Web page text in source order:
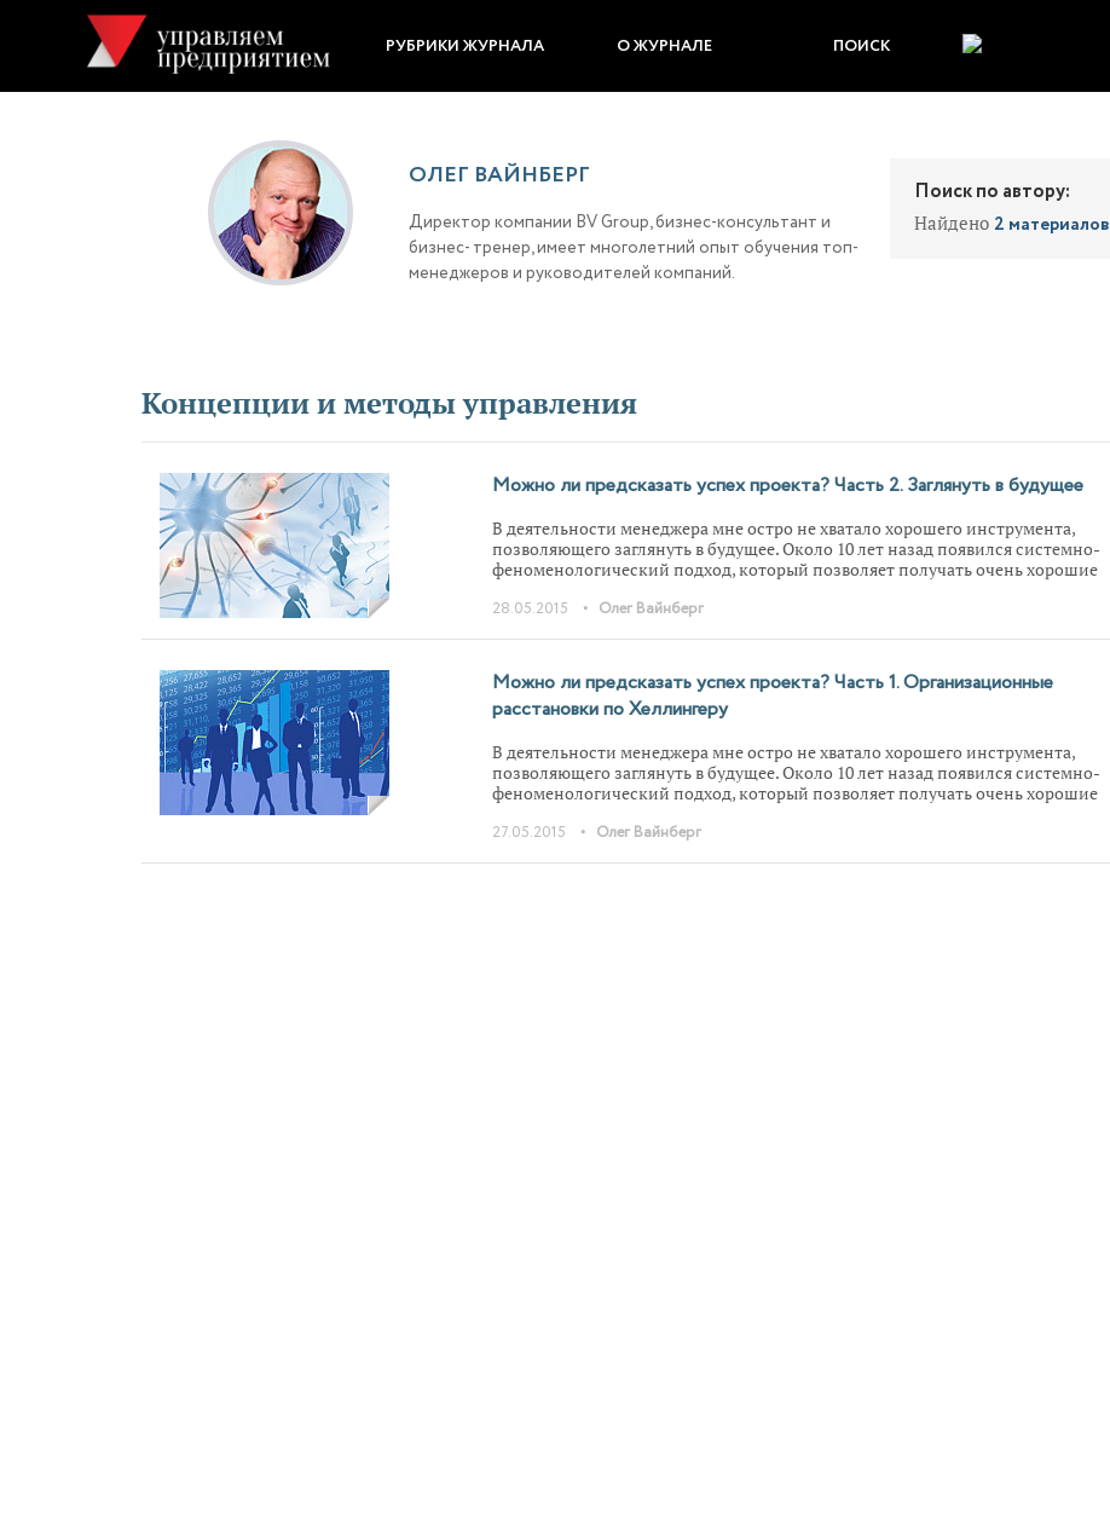
РУБРИКИ ЖУРНАЛА О ЖУРНАЛЕ ПОИСК
ОЛЕГ ВАЙНБЕРГ
Директор компании BV Group, бизнес-консультант и
бизнес- тренер, имеет многолетний опыт обучения топ-
менеджеров и руководителей компаний.
Поиск по автору:
Найдено 2 материалов
Концепции и методы управления
Можно ли предсказать успех проекта? Часть 2. Заглянуть в будущее
В деятельности менеджера мне остро не хватало хорошего инструмента,
позволяющего заглянуть в будущее. Около 10 лет назад появился системно-
феноменологический подход, который позволяет получать очень хорошие
методов анализа.
28.05.2015 • Олег Вайнберг
Можно ли предсказать успех проекта? Часть 1. Организационные
расстановки по Хеллингеру
В деятельности менеджера мне остро не хватало хорошего инструмента,
позволяющего заглянуть в будущее. Около 10 лет назад появился системно-
феноменологический подход, который позволяет получать очень хорошие
методов анализа. Это организационные расстановки.
27.05.2015 • Олег Вайнберг